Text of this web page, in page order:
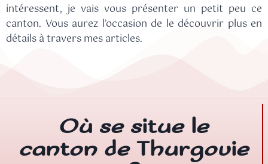
intéressent, je vais vous présenter un petit peu ce
canton. Vous aurez l’occasion de le découvrir plus en
détails à travers mes articles.
Où se situe le
canton de Thurgovie